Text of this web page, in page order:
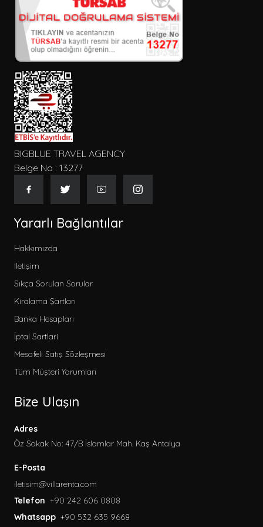
BIGBLUE TRAVEL AGENCY
Belge No : 13277
Yararlı Bağlantılar
Hakkımızda
İletişim
Sıkça Sorulan Sorular
Kiralama Şartları
Banka Hesapları
İptal Sartlari
Mesafeli Satış Sözleşmesi
Tüm Müşteri Yorumları
Bize Ulaşın
Adres
Öz Sokak No: 47/B İslamlar Mah. Kaş Antalya
E-Posta
iletisim@villarenta.com
Telefon +90 242 606 0808
Whatsapp +90 532 635 9668